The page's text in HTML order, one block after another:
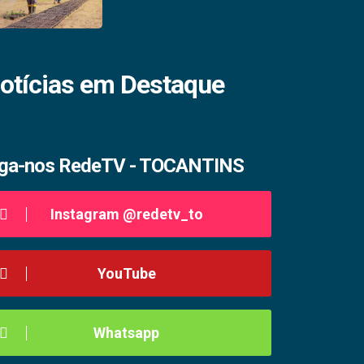
em Destaque
nos RedeTV - TOCANTINS
Instagram @redetv_to
YouTube
Whatsapp